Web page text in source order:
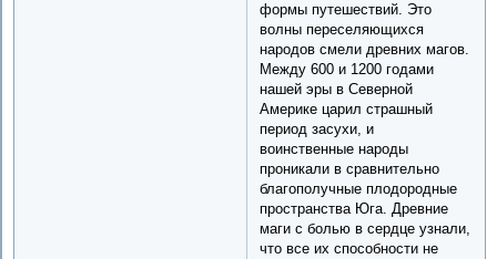
формы путешествий. Это
волны переселяющихся
народов смели древних магов.
Между 600 и 1200 годами
нашей эры в Северной
Америке царил страшный
период засухи, и
воинственные народы
проникали в сравнительно
благополучные плодородные
пространства Юга. Древние
маги с болью в сердце узнали,
что все их способности не